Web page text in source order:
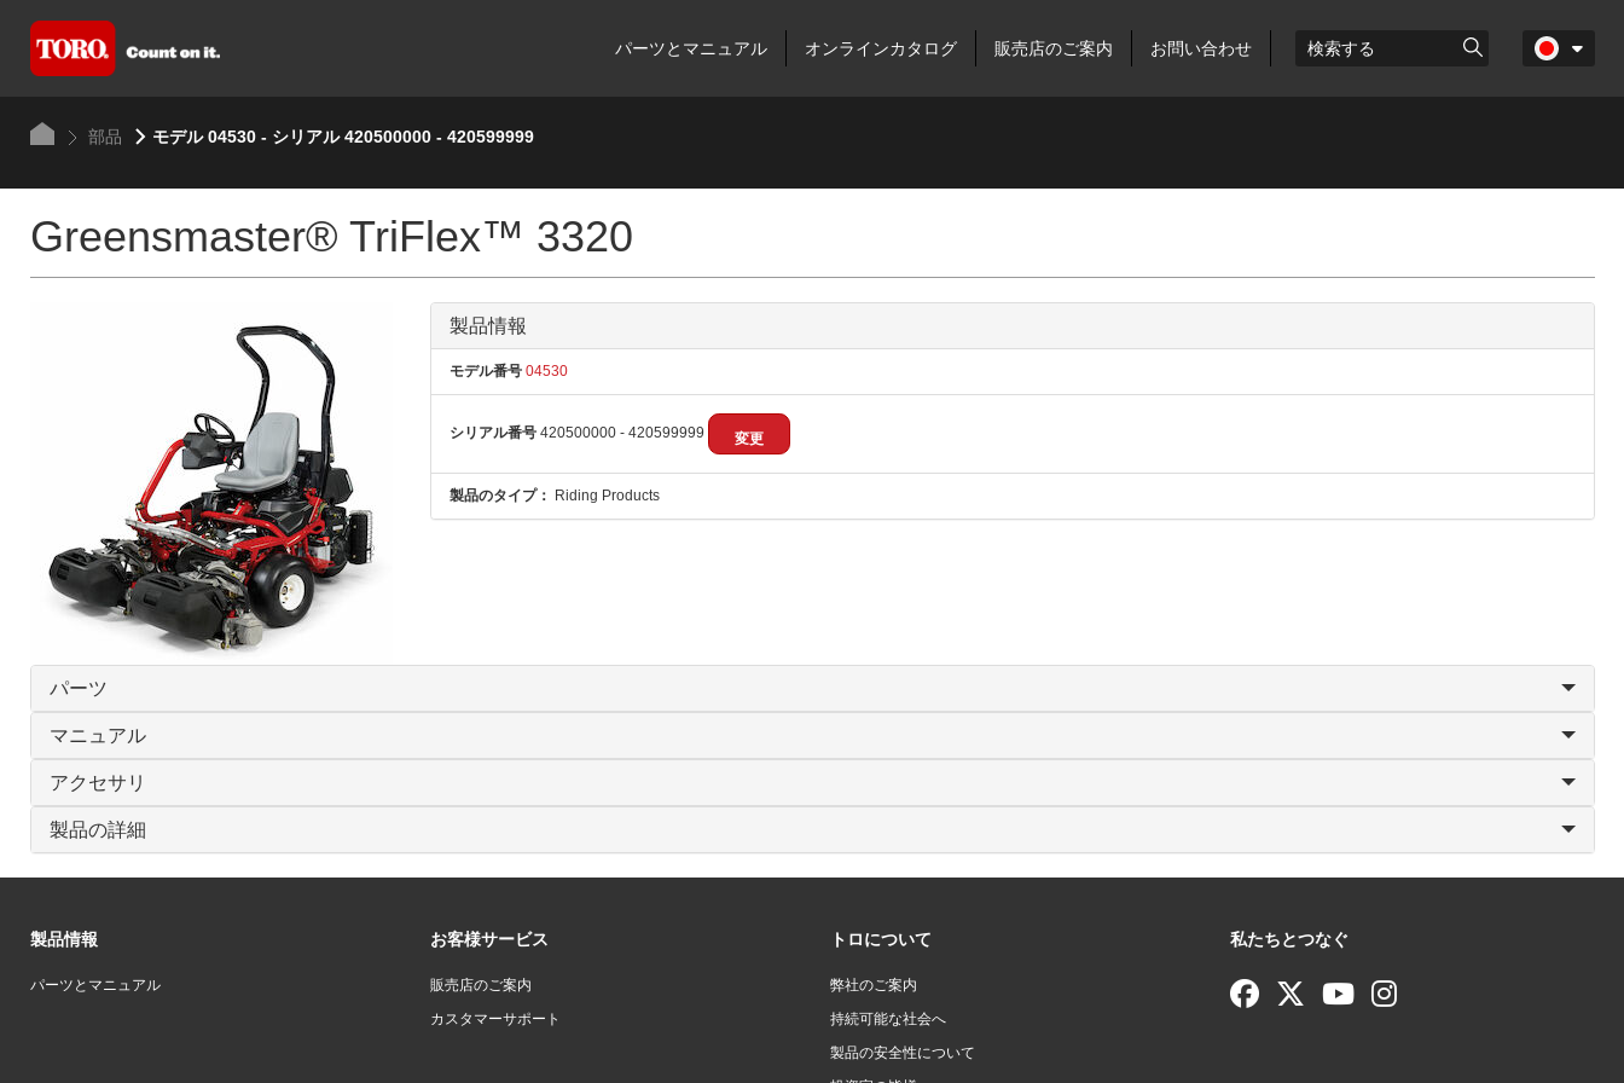
パーツとマニュアル オンラインカタログ 販売店のご案内 お問い合わせ
部品 モデル 04530 - シリアル 420500000 - 420599999
Greensmaster® TriFlex™ 3320
製品情報
モデル番号04530
シリアル番号420500000 - 420599999 変更
製品のタイプ： Riding Products
パーツ
マニュアル
アクセサリ
製品の詳細
製品情報
パーツとマニュアル
お客様サービス
販売店のご案内
カスタマーサポート
トロについて
弊社のご案内
持続可能な社会へ
製品の安全性について
私たちとつなぐ